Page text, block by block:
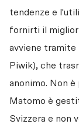
tendenze e
fornirti il miglior
avviene tramite
Piwik), che
anonimo. Non è
Matomo è
Svizzera e non